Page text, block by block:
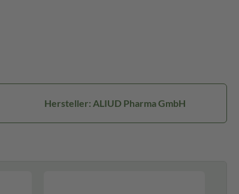
Hersteller: ALIUD Pharma GmbH